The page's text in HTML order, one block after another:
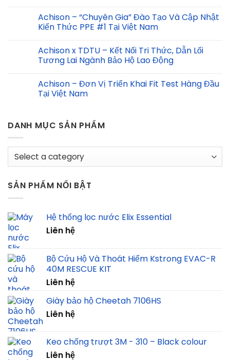
Achison – “Chuyên Gia” Đào Tạo Và Cập Nhật
Kiến Thức PPE #1 Tại Việt Nam
Achison x TDTU – Kết Nối Tri Thức, Dẫn Lối
Tương Lai Ngành Bảo Hộ Lao Động
Achison – Đơn Vị Triển Khai Fit Test Hàng Đầu
Tại Việt Nam
DANH MỤC SẢN PHẨM
SẢN PHẨM NỔI BẬT
Hệ thống lọc nước Elix Essential
Liên hệ
Bộ Cứu Hộ Và Thoát Hiểm Kstrong EVAC-R
40M RESCUE KIT
Liên hệ
Giày bảo hộ Cheetah 7106HS
Liên hệ
Keo chống trượt 3M - 310 – Black colour
Liên hệ